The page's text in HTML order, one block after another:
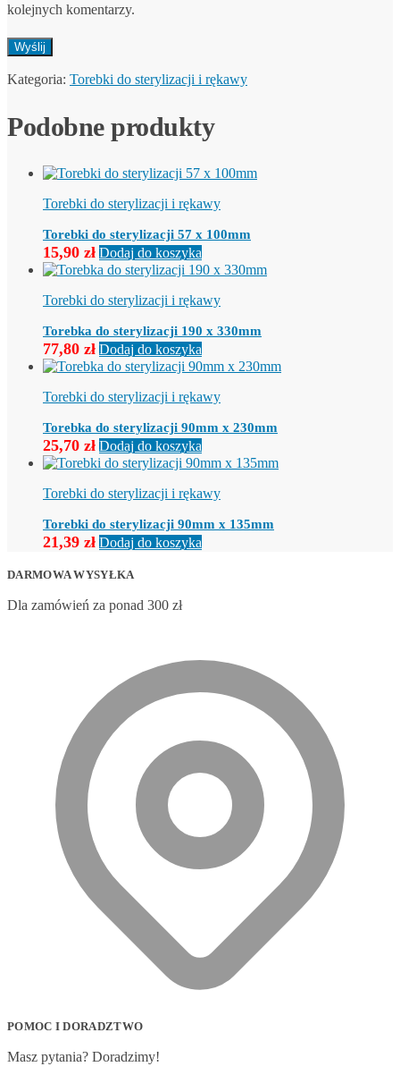
kolejnych komentarzy.
Kategoria: Torebki do sterylizacji i rękawy
Podobne produkty
Torebki do sterylizacji i rękawy
Torebki do sterylizacji 57 x 100mm
15,90 zł Dodaj do koszyka
Torebki do sterylizacji i rękawy
Torebka do sterylizacji 190 x 330mm
77,80 zł Dodaj do koszyka
Torebki do sterylizacji i rękawy
Torebka do sterylizacji 90mm x 230mm
25,70 zł Dodaj do koszyka
Torebki do sterylizacji i rękawy
Torebki do sterylizacji 90mm x 135mm
21,39 zł Dodaj do koszyka
DARMOWA WYSYŁKA
Dla zamówień za ponad 300 zł
POMOC I DORADZTWO
Masz pytania? Doradzimy!